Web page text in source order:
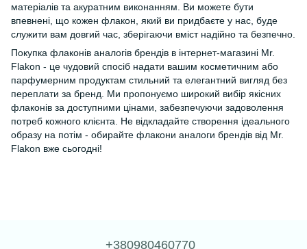
матеріалів та акуратним виконанням. Ви можете бути
впевнені, що кожен флакон, який ви придбаєте у нас, буде
служити вам довгий час, зберігаючи вміст надійно та безпечно.
Покупка флаконів аналогів брендів в інтернет-магазині Mr.
Flakon - це чудовий спосіб надати вашим косметичним або
парфумерним продуктам стильний та елегантний вигляд без
переплати за бренд. Ми пропонуємо широкий вибір якісних
флаконів за доступними цінами, забезпечуючи задоволення
потреб кожного клієнта. Не відкладайте створення ідеального
образу на потім - обирайте флакони аналоги брендів від Mr.
Flakon вже сьогодні!
+380980460770